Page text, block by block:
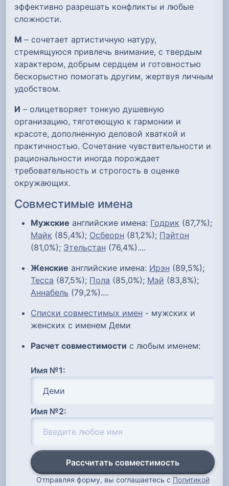
эффективно разрешать конфликты и любые
сложности.
М – сочетает артистичную натуру,
стремящуюся привлечь внимание, с твердым
характером, добрым сердцем и готовностью
бескорыстно помогать другим, жертвуя личным
удобством.
И – олицетворяет тонкую душевную
организацию, тяготеющую к гармонии и
красоте, дополненную деловой хваткой и
практичностью. Сочетание чувствительности и
рациональности иногда порождает
требовательность и строгость в оценке
окружающих.
Совместимые имена
Мужские английские имена: Годрик (87,7%);
Майк (85,4%); Осбеорн (81,2%); Пэйтон
(81,0%); Этельстан (76,4%)....
Женские английские имена: Ирэн (89,5%);
Тесса (87,5%); Пола (85,0%); Мэй (83,8%);
Аннабель (79,2%)....
Списки совместимых имен - мужских и
женских с именем Деми
Расчет совместимости с любым именем:
Имя №1:
Имя №2:
Рассчитать совместимость
Отправляя форму, вы соглашаетесь с Политикой